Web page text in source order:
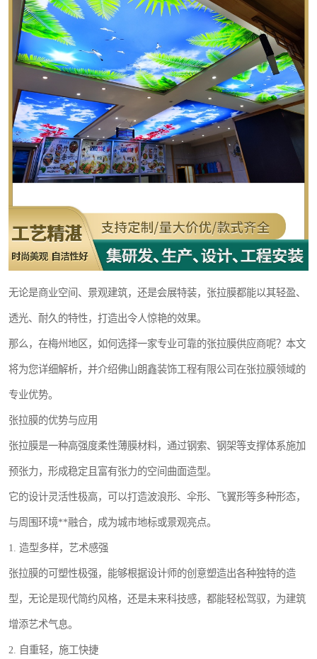
无论是商业空间、景观建筑，还是会展特装，张拉膜都能以其轻盈、
透光、耐久的特性，打造出令人惊艳的效果。
那么，在梅州地区，如何选择一家专业可靠的张拉膜供应商呢？本文
将为您详细解析，并介绍佛山朗鑫装饰工程有限公司在张拉膜领域的
专业优势。
张拉膜的优势与应用
张拉膜是一种高强度柔性薄膜材料，通过钢索、钢架等支撑体系施加
预张力，形成稳定且富有张力的空间曲面造型。
它的设计灵活性极高，可以打造波浪形、伞形、飞翼形等多种形态，
与周围环境**融合，成为城市地标或景观亮点。
1. 造型多样，艺术感强
张拉膜的可塑性极强，能够根据设计师的创意塑造出各种独特的造
型，无论是现代简约风格，还是未来科技感，都能轻松驾驭，为建筑
增添艺术气息。
2. 自重轻，施工快捷